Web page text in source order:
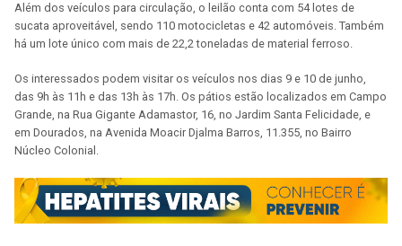
Além dos veículos para circulação, o leilão conta com 54 lotes de
sucata aproveitável, sendo 110 motocicletas e 42 automóveis. Também
há um lote único com mais de 22,2 toneladas de material ferroso.
Os interessados podem visitar os veículos nos dias 9 e 10 de junho,
das 9h às 11h e das 13h às 17h. Os pátios estão localizados em Campo
Grande, na Rua Gigante Adamastor, 16, no Jardim Santa Felicidade, e
em Dourados, na Avenida Moacir Djalma Barros, 11.355, no Bairro
Núcleo Colonial.